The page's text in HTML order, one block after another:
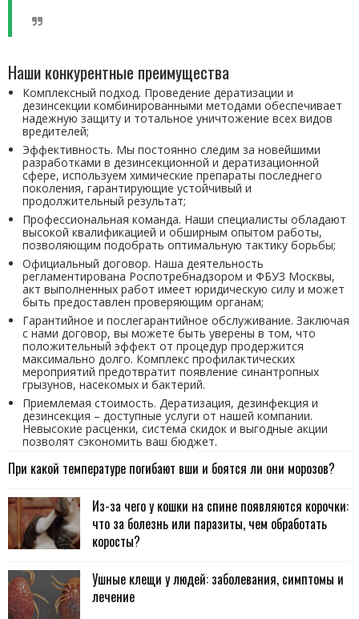
Наши конкурентные преимущества
Комплексный подход. Проведение дератизации и
дезинсекции комбинированными методами обеспечивает
надежную защиту и тотальное уничтожение всех видов
вредителей;
Эффективность. Мы постоянно следим за новейшими
разработками в дезинсекционной и дератизационной
сфере, используем химические препараты последнего
поколения, гарантирующие устойчивый и
продолжительный результат;
Профессиональная команда. Наши специалисты обладают
высокой квалификацией и обширным опытом работы,
позволяющим подобрать оптимальную тактику борьбы;
Официальный договор. Наша деятельность
регламентирована Роспотребнадзором и ФБУЗ Москвы,
акт выполненных работ имеет юридическую силу и может
быть предоставлен проверяющим органам;
Гарантийное и послегарантийное обслуживание. Заключая
с нами договор, вы можете быть уверены в том, что
положительный эффект от процедур продержится
максимально долго. Комплекс профилактических
мероприятий предотвратит появление синантропных
грызунов, насекомых и бактерий.
Приемлемая стоимость. Дератизация, дезинфекция и
дезинсекция – доступные услуги от нашей компании.
Невысокие расценки, система скидок и выгодные акции
позволят сэкономить ваш бюджет.
При какой температуре погибают вши и боятся ли они морозов?
Из-за чего у кошки на спине появляются корочки:
что за болезнь или паразиты, чем обработать
коросты?
Ушные клещи у людей: заболевания, симптомы и
лечение